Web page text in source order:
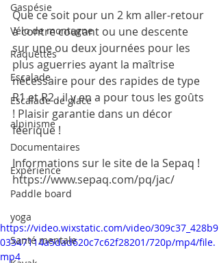
Gaspésie
Vélo de montagne
Raquettes
Escalade
Escalade de glace
alpinisme
Documentaires
Expérience
Paddle board
yoga
Santé mentale
Que ce soit pour un 2 km aller-retour
à contre courant ou une descente
sur une ou deux journées pour les
plus aguerries ayant la maîtrise
nécessaire pour des rapides de type
R1 et R2 , il y en a pour tous les goûts
! Plaisir garantie dans un décor
féerique !
Informations sur le site de la Sepaq !
https://www.sepaq.com/pq/jac/
https://video.wixstatic.com/video/309c37_428b9
03347114a5dad620c7c62f28201/720p/mp4/file.
mp4